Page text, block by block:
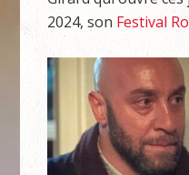
2024, son Festival